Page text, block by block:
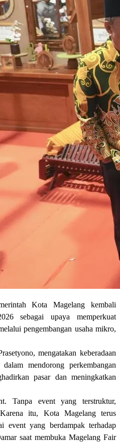
Kota Magelang kembali
sebagai upaya memperkuat
pengembangan usaha mikro,
mengatakan keberadaan
mendorong perkembangan
pasar dan meningkatkan
Tanpa event yang terstruktur,
itu, Kota Magelang terus
event yang berdampak terhadap
saat membuka Magelang Fair